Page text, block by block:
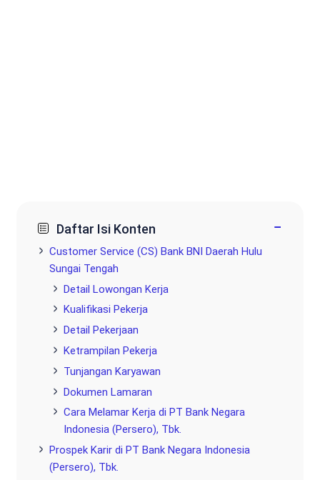
Daftar Isi Konten −
Customer Service (CS) Bank BNI Daerah Hulu
Sungai Tengah
Detail Lowongan Kerja
Kualifikasi Pekerja
Detail Pekerjaan
Ketrampilan Pekerja
Tunjangan Karyawan
Dokumen Lamaran
Cara Melamar Kerja di PT Bank Negara
Indonesia (Persero), Tbk.
Prospek Karir di PT Bank Negara Indonesia
(Persero), Tbk.